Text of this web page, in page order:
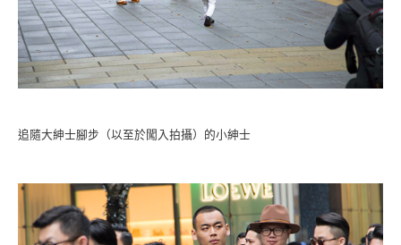
追隨大紳士腳步（以至於闖入拍攝）的小紳士